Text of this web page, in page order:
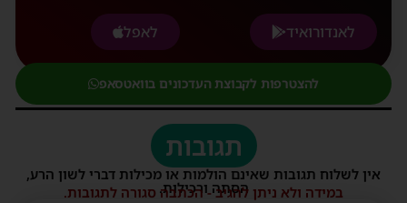
לאנדורואיד
לאפל
להצטרפות לקבוצת העדכונים בוואטסאפ
תגובות
אין לשלוח תגובות שאינם הולמות או מכילות דברי לשון הרע,
הסתה ורכילות.
במידה ולא ניתן להגיב - הכתבה סגורה לתגובות.